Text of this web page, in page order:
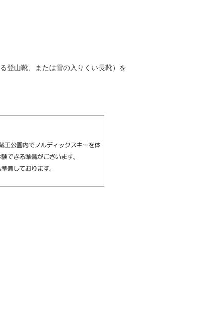
登山靴、または雪の入りくい長靴）を